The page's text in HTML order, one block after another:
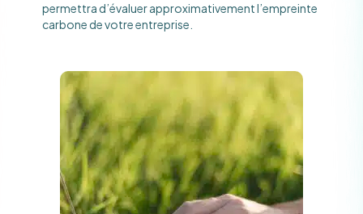
permettra d’évaluer approximativement l’empreinte
carbone de votre entreprise.